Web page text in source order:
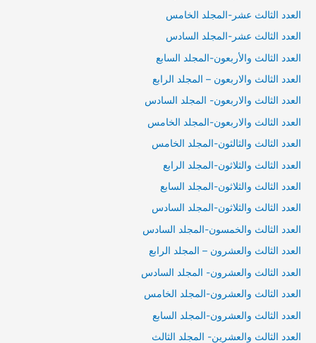
العدد الثالث عشر-المجلد الخامس
العدد الثالث عشر-المجلد السادس
العدد الثالث والأربعون-المجلد السابع
العدد الثالث والاربعون – المجلد الرابع
العدد الثالث والاربعون- المجلد السادس
العدد الثالث والاربعون-المجلد الخامس
العدد الثالث والثالثون-المجلد الخامس
العدد الثالث والثلاثون-المجلد الرابع
العدد الثالث والثلاثون-المجلد السابع
العدد الثالث والثلاثون-المجلد السادس
العدد الثالث والخمسون-المجلد السادس
العدد الثالث والعشرون – المجلد الرابع
العدد الثالث والعشرون- المجلد السادس
العدد الثالث والعشرون-المجلد الخامس
العدد الثالث والعشرون-المجلد السابع
العدد الثالث والعشرين- المجلد الثالث